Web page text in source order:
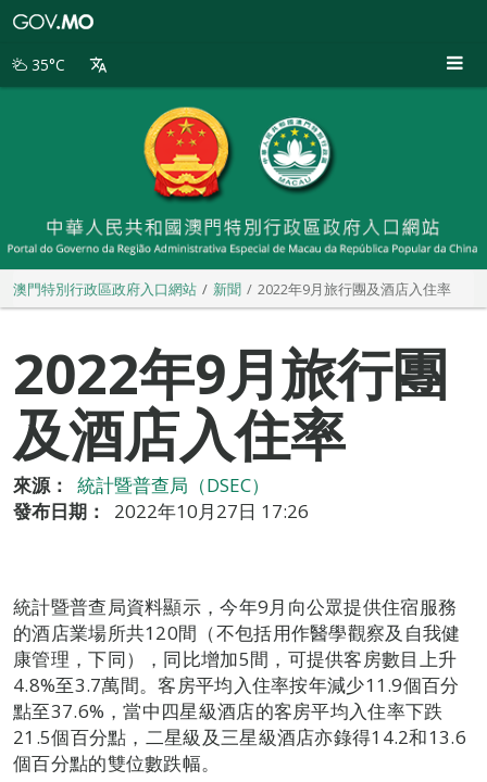
別
35°C
澳門特別行政區政府入口網站 新聞 2022年9月旅行團及酒店入住率
2022年9月旅行團
及酒店入住率
來源：
統計暨普查局（DSEC）
發布日期：
2022年10月27日 17:26
統計暨普查局資料顯示，今年9月向公眾提供住宿服務
的酒店業場所共120間（不包括用作醫學觀察及自我健
康管理，下同），同比增加5間，可提供客房數目上升
4.8%至3.7萬間。客房平均入住率按年減少11.9個百分
點至37.6%，當中四星級酒店的客房平均入住率下跌
21.5個百分點，二星級及三星級酒店亦錄得14.2和13.6
個百分點的雙位數跌幅。